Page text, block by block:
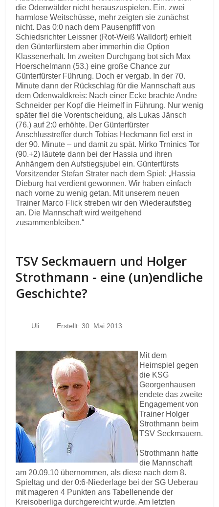
die Odenwälder nicht herauszuspielen. Ein, zwei
harmlose Weitschüsse, mehr zeigten sie zunächst
nicht. Das 0:0 nach dem Pausenpfiff von
Schiedsrichter Leissner (Rot-Weiß Walldorf) erhielt
den Günterfürstern aber immerhin die Option
Klassenerhalt. Im zweiten Durchgang bot sich Max
Hoerschelmann (53.) eine große Chance zur
Günterfürster Führung. Doch er vergab. In der 70.
Minute dann der Rückschlag für die Mannschaft aus
dem Odenwaldkreis: Nach einer Ecke brachte Andre
Schneider per Kopf die Heimelf in Führung. Nur wenig
später fiel die Vorentscheidung, als Lukas Jänsch
(76.) auf 2:0 erhöhte. Der Günterfürster
Anschlusstreffer durch Tobias Heckmann fiel erst in
der 90. Minute – und damit zu spät. Mirko Trninics Tor
(90.+2) läutete dann bei der Hassia und ihren
Anhängern den Aufstiegsjubel ein. Günterfürsts
Vorsitzender Stefan Strater nach dem Spiel: „Hassia
Dieburg hat verdient gewonnen. Wir haben einfach
nach vorne zu wenig getan. Mit unserem neuen
Trainer Marco Flick streben wir den Wiederaufstieg
an. Die Mannschaft wird weitgehend
zusammenbleiben.“
TSV Seckmauern und Holger
Strothmann - eine (un)endliche
Geschichte?
Uli Erstellt: 30. Mai 2013
Mit dem
Heimspiel gegen
die KSG
Georgenhausen
endete das zweite
Engagement von
Trainer Holger
Strothmann beim
TSV Seckmauern.
Strothmann hatte
die Mannschaft
am 20.09.10 übernommen, als diese nach dem 8.
Spieltag und der 0:6-Niederlage bei der SG Ueberau
mit mageren 4 Punkten ans Tabellenende der
Kreisoberliga durchgereicht wurde. Am letzten